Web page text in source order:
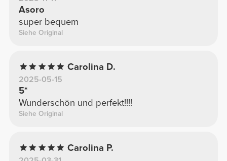
Asoro
super bequem
Siehe Original
Carolina D.
2025-05-15
5*
Wunderschön und perfekt!!!!
Siehe Original
Carolina P.